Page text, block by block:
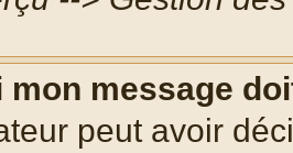
mon message
peut avoir